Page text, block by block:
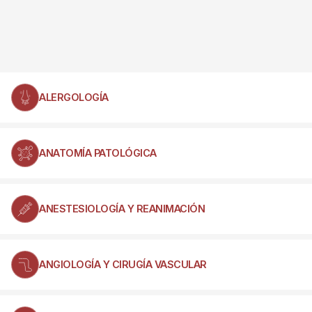
ALERGOLOGÍA
ANATOMÍA PATOLÓGICA
ANESTESIOLOGÍA Y REANIMACIÓN
ANGIOLOGÍA Y CIRUGÍA VASCULAR